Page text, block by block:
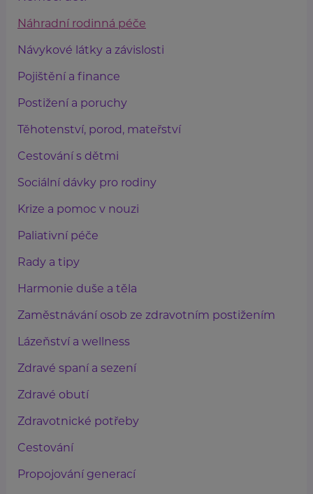
Náhradní rodinná péče
Návykové látky a závislosti
Pojištění a finance
Postižení a poruchy
Těhotenství, porod, mateřství
Cestování s dětmi
Sociální dávky pro rodiny
Krize a pomoc v nouzi
Paliativní péče
Rady a tipy
Harmonie duše a těla
Zaměstnávání osob ze zdravotním postižením
Lázeňství a wellness
Zdravé spaní a sezení
Zdravé obutí
Zdravotnické potřeby
Cestování
Propojování generací